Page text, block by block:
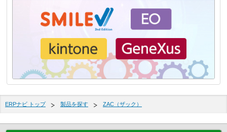
ERPナビ トップ 製品を探す ZAC（ザック）